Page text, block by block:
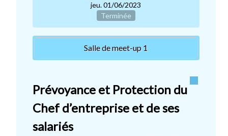
jeu. 01/06/2023
Terminée
Salle de meet-up 1
Prévoyance et Protection du
Chef d’entreprise et de ses
salariés